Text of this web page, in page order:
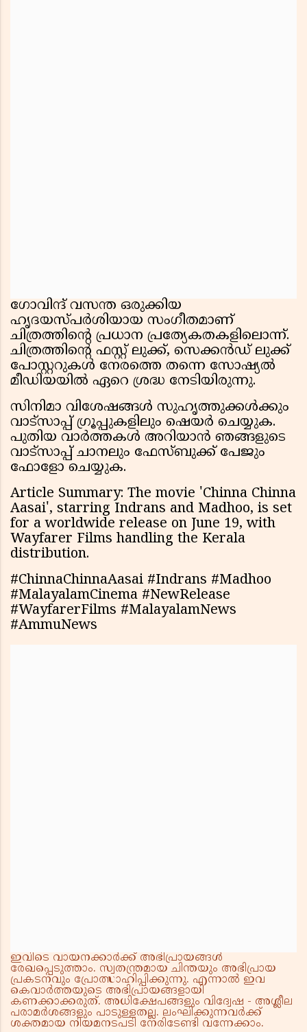
ഗോവിന്ദ് വസന്ത ഒരുക്കിയ
ഹൃദയസ്പർശിയായ സംഗീതമാണ്
ചിത്രത്തിൻ്റെ പ്രധാന പ്രത്യേകതകളിലൊന്ന്.
ചിത്രത്തിൻ്റെ ഫസ്റ്റ് ലുക്ക്, സെക്കൻഡ് ലുക്ക്
പോസ്റ്ററുകൾ നേരത്തെ തന്നെ സോഷ്യൽ
മീഡിയയിൽ ഏറെ ശ്രദ്ധ നേടിയിരുന്നു.
സിനിമാ വിശേഷങ്ങൾ സുഹൃത്തുക്കൾക്കും
വാട്സാപ്പ് ഗ്രൂപ്പുകളിലും ഷെയർ ചെയ്യുക.
പുതിയ വാർത്തകൾ അറിയാൻ ഞങ്ങളുടെ
വാട്സാപ്പ് ചാനലും ഫേസ്ബുക്ക് പേജും
ഫോളോ ചെയ്യുക.
Article Summary: The movie 'Chinna Chinna
Aasai', starring Indrans and Madhoo, is set
for a worldwide release on June 19, with
Wayfarer Films handling the Kerala
distribution.
#ChinnaChinnaAasai #Indrans #Madhoo
#MalayalamCinema #NewRelease
#WayfarerFilms #MalayalamNews
#AmmuNews
ഇവിടെ വായനക്കാർക്ക് അഭിപ്രായങ്ങൾ
രേഖപ്പെടുത്താം. സ്വതന്ത്രമായ ചിന്തയും അഭിപ്രായ
പ്രകടനവും പ്രോത്സാഹിപ്പിക്കുന്നു. എന്നാൽ ഇവ
കെവാർത്തയുടെ അഭിപ്രായങ്ങളായി
കണക്കാക്കരുത്. അധിക്ഷേപങ്ങളും വിദ്വേഷ - അശ്ലീല
പരാമർശങ്ങളും പാടുള്ളതല്ല. ലംഘിക്കുന്നവർക്ക്
ശക്തമായ നിയമനടപടി നേരിടേണ്ടി വന്നേക്കാം.